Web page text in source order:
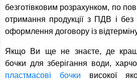
безготівковим розрахунком, по
отримання продукції з ПДВ і
оформлення договору із
Якщо Ви ще не знаєте, де
бочки для зберігання води,
пластмасові бочки високої